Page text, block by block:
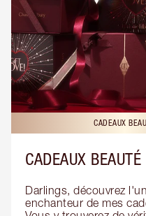
CADEAUX
CADEAUX BEAUTÉ
Darlings, découvrez
enchanteur de mes